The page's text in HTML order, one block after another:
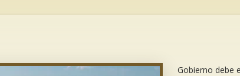
Gobierno debe